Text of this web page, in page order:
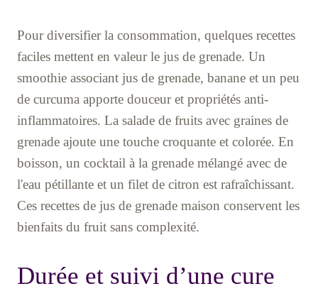
Pour diversifier la consommation, quelques recettes
faciles mettent en valeur le jus de grenade. Un
smoothie associant jus de grenade, banane et un peu
de curcuma apporte douceur et propriétés anti-
inflammatoires. La salade de fruits avec graines de
grenade ajoute une touche croquante et colorée. En
boisson, un cocktail à la grenade mélangé avec de
l'eau pétillante et un filet de citron est rafraîchissant.
Ces recettes de jus de grenade maison conservent les
bienfaits du fruit sans complexité.
Durée et suivi d’une cure